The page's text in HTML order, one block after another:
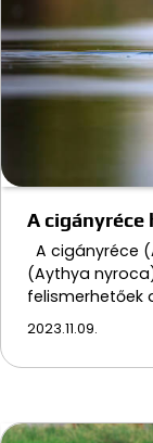
A cigányréce
A cigányréce
(Aythya
felismerhetőek
2023.11.09.